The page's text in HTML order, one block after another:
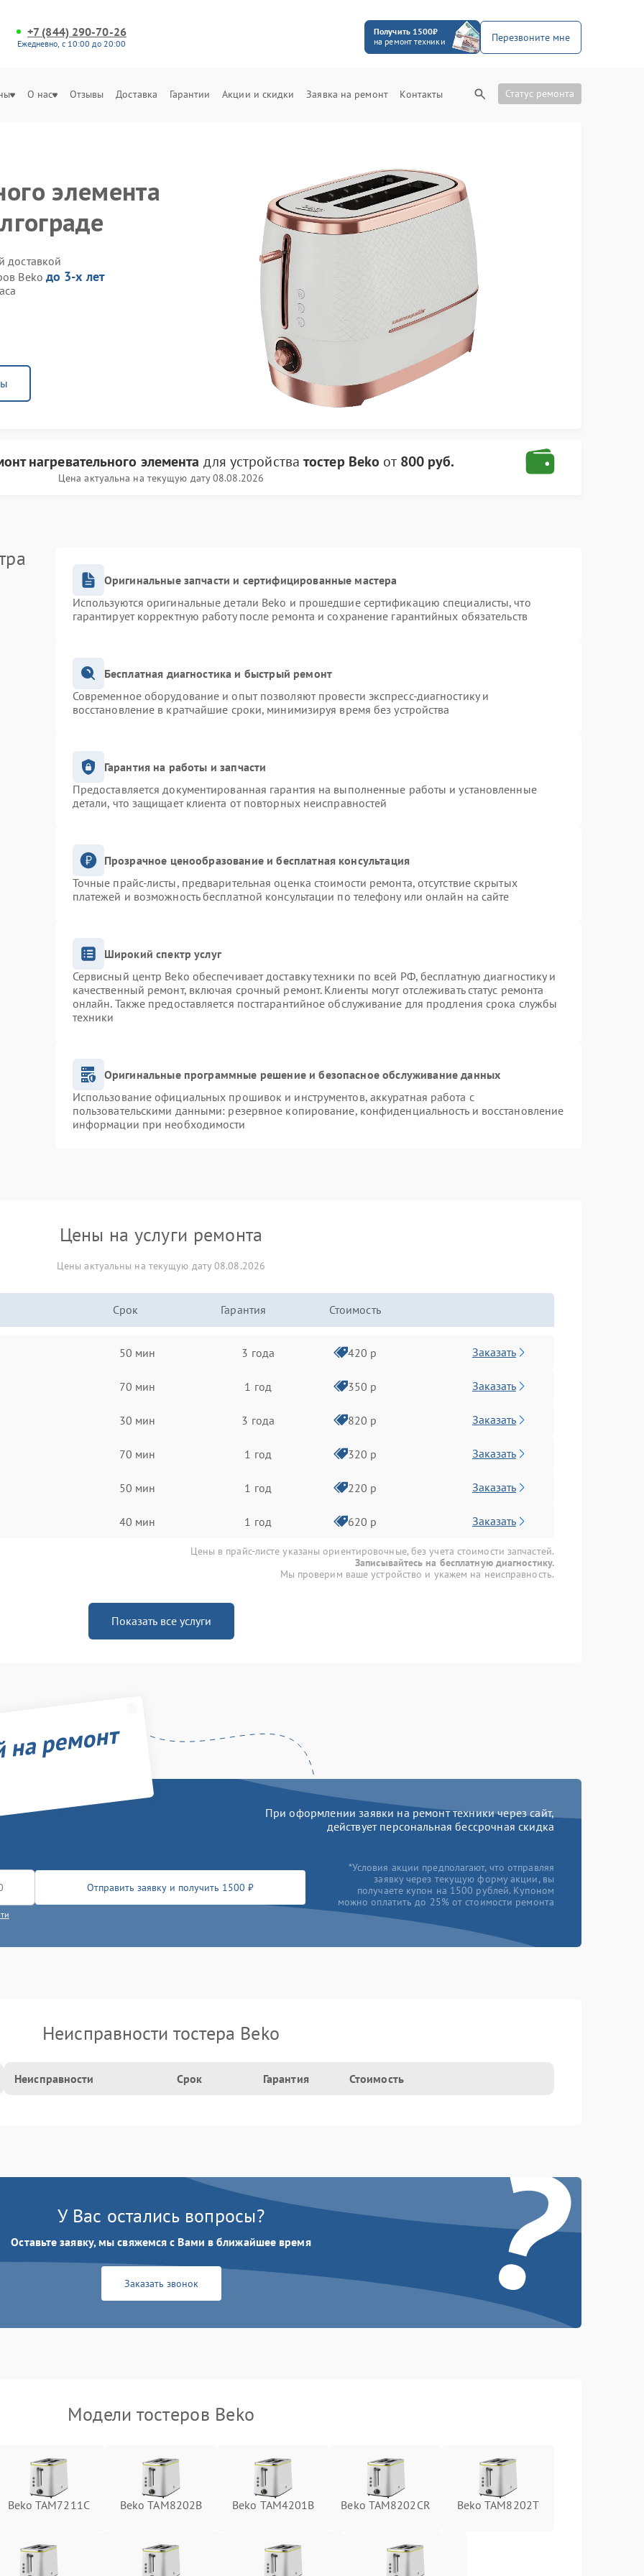
+7 (844) 290-70-26
Ежедневно, с 10:00 до 20:00
Получить 1500₽
на ремонт техники
Перезвоните мне
О нас Отзывы Доставка Гарантии Акции и скидки Заявка на ремонт Контакты Статус ремонта
элемента
доставкой
Beko до 3-х лет
нагревательного элемента для устройстватостер Beko от 800 руб.
Цена актуальна на текущую дату 08.08.2026
Оригинальные запчасти и сертифицированные мастера
Используются оригинальные детали Beko и прошедшие сертификацию специалисты, что
гарантирует корректную работу после ремонта и сохранение гарантийных обязательств
Бесплатная диагностика и быстрый ремонт
Современное оборудование и опыт позволяют провести экспресс-диагностику и
восстановление в кратчайшие сроки, минимизируя время без устройства
Гарантия на работы и запчасти
Предоставляется документированная гарантия на выполненные работы и установленные
детали, что защищает клиента от повторных неисправностей
Прозрачное ценообразование и бесплатная консультация
Точные прайс-листы, предварительная оценка стоимости ремонта, отсутствие скрытых
платежей и возможность бесплатной консультации по телефону или онлайн на сайте
Широкий спектр услуг
Сервисный центр Beko обеспечивает доставку техники по всей РФ, бесплатную диагностику и
качественный ремонт, включая срочный ремонт. Клиенты могут отслеживать статус ремонта
онлайн. Также предоставляется постгарантийное обслуживание для продления срока службы
техники
Оригинальные программные решение и безопасное обслуживание данных
Использование официальных прошивок и инструментов, аккуратная работа с
пользовательскими данными: резервное копирование, конфиденциальность и восстановление
информации при необходимости
Цены на услуги ремонта
Цены актуальны на текущую дату 08.08.2026
Срок Гарантия Стоимость
50 мин 3 года 420 р Заказать
70 мин 1 год 350 р Заказать
30 мин 3 года 820 р Заказать
70 мин 1 год 320 р Заказать
50 мин 1 год 220 р Заказать
40 мин 1 год 620 р Заказать
Цены в прайс-листе указаны ориентировочные, без учета стоимости запчастей.
Записывайтесь на бесплатную диагностику.
Мы проверим ваше устройство и укажем на неисправность.
Показать все услуги
ремонт
При оформлении заявки на ремонт техники через сайт,
действует персональная бессрочная скидка
Отправить заявку и получить 1500 ₽
*Условия акции предполагают, что отправляя
заявку через текущую форму акции, вы
получаете купон на 1500 рублей. Купоном
можно оплатить до 25% от стоимости ремонта
Неисправности тостера Beko
Неисправности Срок Гарантия Стоимость
?
У Вас остались вопросы?
Оставьте заявку, мы свяжемся с Вами в ближайшее время
Заказать звонок
Модели тостеров Beko
Beko TAM7211C Beko TAM8202B Beko TAM4201B Beko TAM8202CR Beko TAM8202T